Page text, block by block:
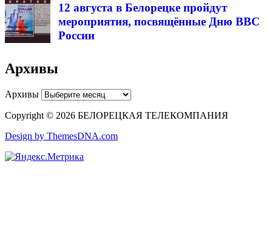
12 августа в Белорецке пройдут
мероприятия, посвящённые Дню ВВС
России
Архивы
Архивы
Copyright © 2026 БЕЛОРЕЦКАЯ ТЕЛЕКОМПАНИЯ
Design by ThemesDNA.com